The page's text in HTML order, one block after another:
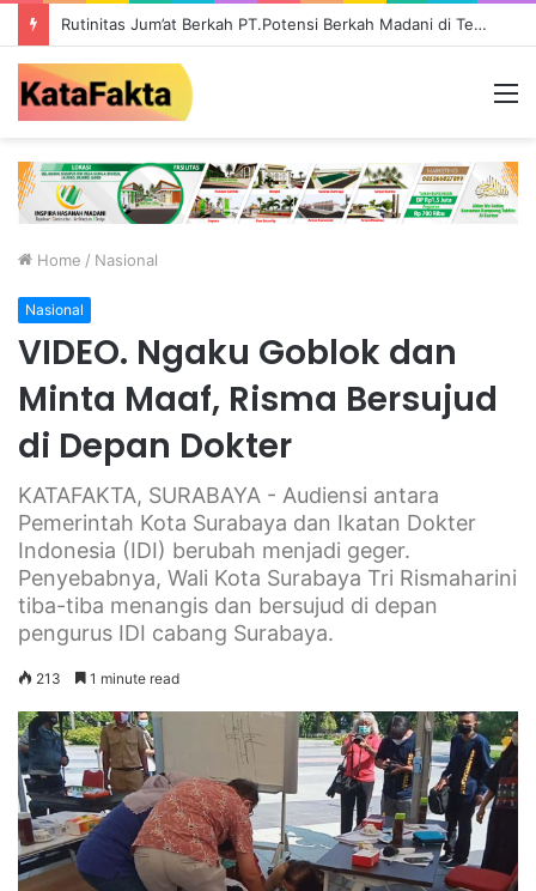
Rutinitas Jum’at Berkah PT.Potensi Berkah Madani di Tebo, Salurkan Bantuan ke Masyarakat
Home / Nasional
Nasional
VIDEO. Ngaku Goblok dan
Minta Maaf, Risma Bersujud
di Depan Dokter
KATAFAKTA, SURABAYA - Audiensi antara
Pemerintah Kota Surabaya dan Ikatan Dokter
Indonesia (IDI) berubah menjadi geger.
Penyebabnya, Wali Kota Surabaya Tri Rismaharini
tiba-tiba menangis dan bersujud di depan
pengurus IDI cabang Surabaya.
213 1 minute read